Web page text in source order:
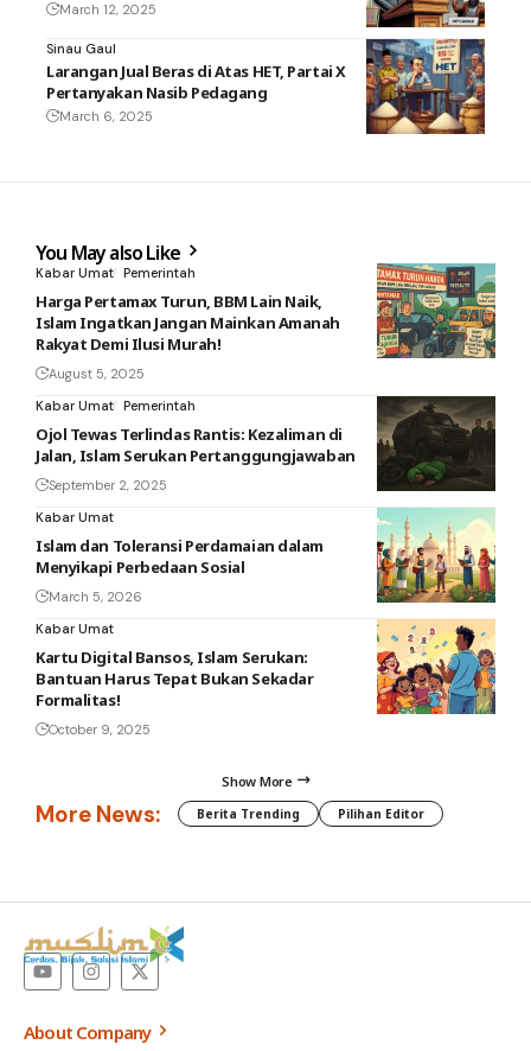
March 12, 2025
Sinau Gaul
Larangan Jual Beras di Atas HET, Partai X
Pertanyakan Nasib Pedagang
March 6, 2025
You May also Like
Kabar Umat Pemerintah
Harga Pertamax Turun, BBM Lain Naik,
Islam Ingatkan Jangan Mainkan Amanah
Rakyat Demi Ilusi Murah!
August 5, 2025
Kabar Umat Pemerintah
Ojol Tewas Terlindas Rantis: Kezaliman di
Jalan, Islam Serukan Pertanggungjawaban
September 2, 2025
Kabar Umat
Islam dan Toleransi Perdamaian dalam
Menyikapi Perbedaan Sosial
March 5, 2026
Kabar Umat
Kartu Digital Bansos, Islam Serukan:
Bantuan Harus Tepat Bukan Sekadar
Formalitas!
October 9, 2025
Show More
More News: Berita Trending Pilihan Editor
About Company